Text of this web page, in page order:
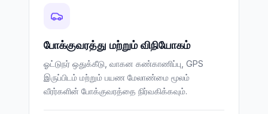
போக்குவரத்து மற்றும் விநியோகம்
ஓட்டுநர் ஒதுக்கீடு, வாகன கண்காணிப்பு, GPS
இருப்பிடம் மற்றும் பயண மேலாண்மை மூலம்
வீரர்களின் போக்குவரத்தை நிர்வகிக்கவும்.